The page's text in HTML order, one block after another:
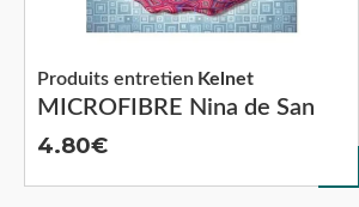
MICROFIBRE Nina de San
Produits entretien Kelnet
4.80